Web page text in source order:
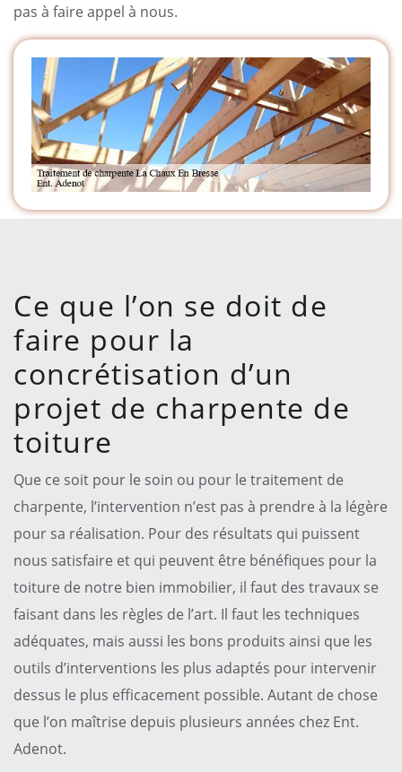
pas à faire appel à nous.
Ce que l’on se doit de
faire pour la
concrétisation d’un
projet de charpente de
toiture
Que ce soit pour le soin ou pour le traitement de
charpente, l’intervention n’est pas à prendre à la légère
pour sa réalisation. Pour des résultats qui puissent
nous satisfaire et qui peuvent être bénéfiques pour la
toiture de notre bien immobilier, il faut des travaux se
faisant dans les règles de l’art. Il faut les techniques
adéquates, mais aussi les bons produits ainsi que les
outils d’interventions les plus adaptés pour intervenir
dessus le plus efficacement possible. Autant de chose
que l’on maîtrise depuis plusieurs années chez Ent.
Adenot.